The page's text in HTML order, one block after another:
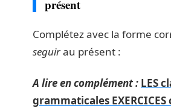
présent
Complétez avec la forme
seguirau présent :
A lire en complément : LES
grammaticales